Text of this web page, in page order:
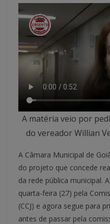
A matéria veio por
do vereador Willian
A Câmara Municipal de
do projeto que concede
da rede pública municipal. A
quarta-feira (27) pela
(CCJ) e agora segue para
antes de passar pela